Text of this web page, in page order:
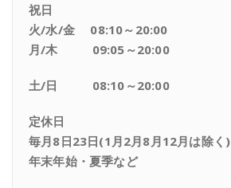
祝日
火/水/金 08:10～20:00
月/木 09:05～20:00
土/日 08:10～20:00
定休日
毎月8日23日(1月2月8月12月は除く)
年末年始・夏季など